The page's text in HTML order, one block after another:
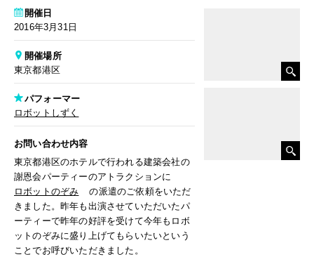
開催日
2016年3月31日
開催場所
東京都港区
パフォーマー
ロボットしずく
お問い合わせ内容
東京都港区のホテルで行われる建築会社の
謝恩会パーティーのアトラクションに
ロボットのぞみ
の派遣のご依頼をいただ
きました。昨年も出演させていただいたパ
ーティーで昨年の好評を受けて今年もロボ
ットのぞみに盛り上げてもらいたいという
ことでお呼びいただきました。